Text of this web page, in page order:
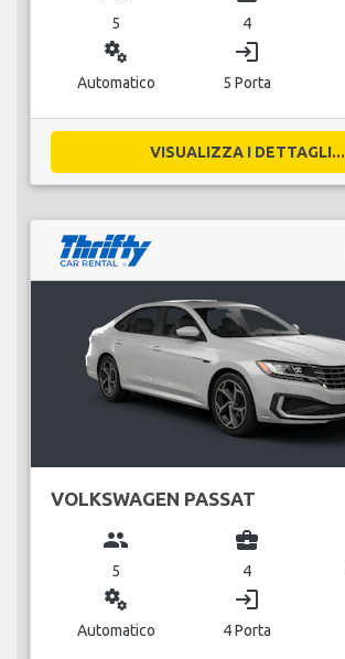
5 4
miscellaneous_services
Automatico
login
5 Porta
VISUALIZZA I DETTAGLI...
VOLKSWAGEN PASSAT
group
5
business_center
4
miscellaneous_services
Automatico
login
4 Porta